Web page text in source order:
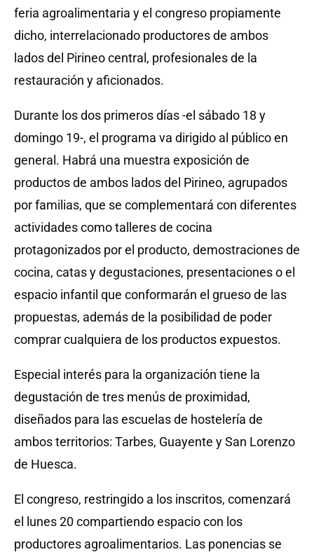
feria agroalimentaria y el congreso propiamente
dicho, interrelacionado productores de ambos
lados del Pirineo central, profesionales de la
restauración y aficionados.
Durante los dos primeros días -el sábado 18 y
domingo 19-, el programa va dirigido al público en
general. Habrá una muestra exposición de
productos de ambos lados del Pirineo, agrupados
por familias, que se complementará con diferentes
actividades como talleres de cocina
protagonizados por el producto, demostraciones de
cocina, catas y degustaciones, presentaciones o el
espacio infantil que conformarán el grueso de las
propuestas, además de la posibilidad de poder
comprar cualquiera de los productos expuestos.
Especial interés para la organización tiene la
degustación de tres menús de proximidad,
diseñados para las escuelas de hostelería de
ambos territorios: Tarbes, Guayente y San Lorenzo
de Huesca.
El congreso, restringido a los inscritos, comenzará
el lunes 20 compartiendo espacio con los
productores agroalimentarios. Las ponencias se